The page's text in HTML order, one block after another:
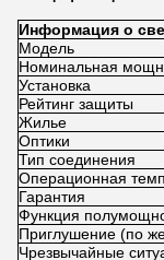
Информация о
Модель
Номинальная
Установка
Рейтинг защиты
Жилье
Оптики
Тип соединения
Операционная
Гарантия
Функция
Приглушение (по
Чрезвычайные